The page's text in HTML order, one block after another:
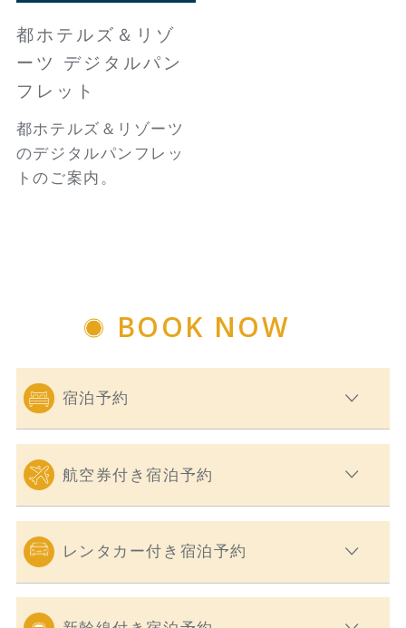
都ホテルズ＆リゾ
ーツ デジタルパン
フレット
都ホテルズ＆リゾーツ
のデジタルパンフレッ
トのご案内。
BOOK NOW
宿泊予約
航空券付き宿泊予約
レンタカー付き宿泊予約